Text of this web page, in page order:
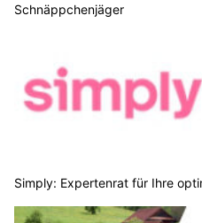
Schnäppchenjäger
Simply: Expertenrat für Ihre